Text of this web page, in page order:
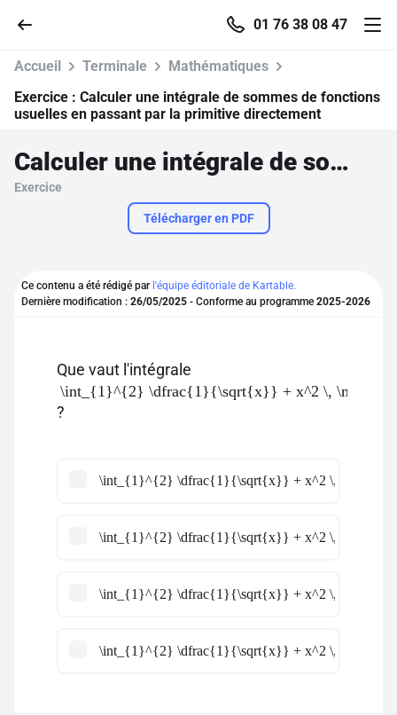
01 76 38 08 47
Parcourir
Se connecter
Pour profiter de 10 contenus offerts.
Accueil Terminale
Mathématiques
Exercice : Calculer une intégrale de sommes de fonctions
usuelles en passant par la primitive directement
Calculer une intégrale de sommes de fonctions usuelles en passant par la primitive directement
Exercice
Télécharger en PDF
Ce contenu a été rédigé par l'équipe éditoriale de Kartable.
Dernière modification : 26/05/2025 - Conforme au programme 2025-2026
Que vaut l'intégrale
\int_{1}^{2} \dfrac{1}{\sqrt{x}} + x^2 \,
?
\int_{1}^{2} \dfrac{1}{\sqrt{x}} + x^2 \,
\int_{1}^{2} \dfrac{1}{\sqrt{x}} + x^2 \,
\int_{1}^{2} \dfrac{1}{\sqrt{x}} + x^2 \,
\int_{1}^{2} \dfrac{1}{\sqrt{x}} + x^2 \,